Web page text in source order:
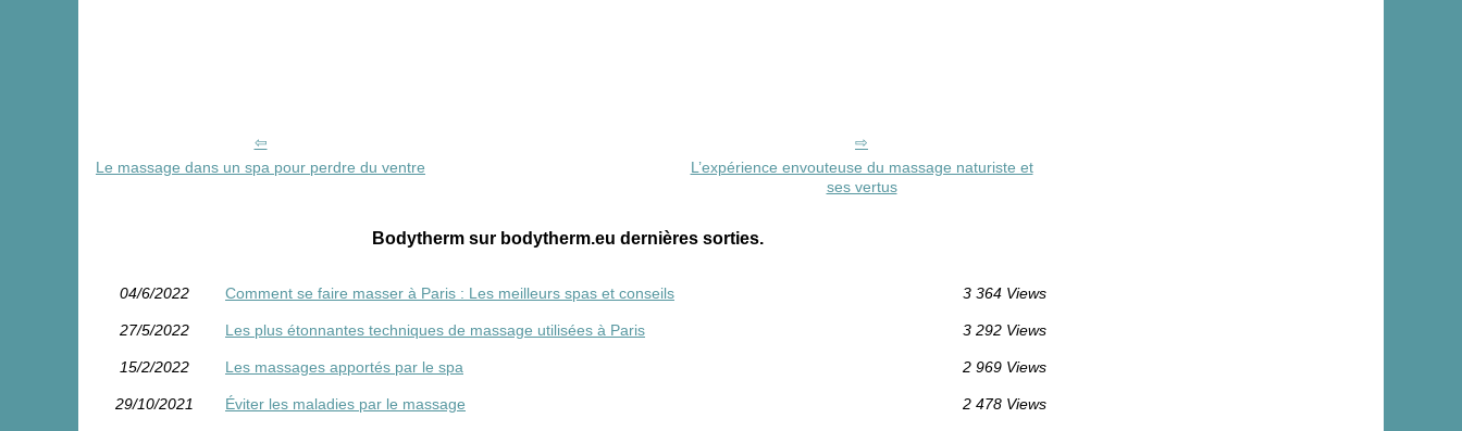
Le massage dans un spa pour perdre du ventre
L’expérience envouteuse du massage naturiste et
ses vertus
Bodytherm sur bodytherm.eu dernières sorties.
04/6/2022 Comment se faire masser à Paris : Les meilleurs spas et conseils 3 364 Views
27/5/2022 Les plus étonnantes techniques de massage utilisées à Paris 3 292 Views
15/2/2022 Les massages apportés par le spa 2 969 Views
29/10/2021 Éviter les maladies par le massage 2 478 Views